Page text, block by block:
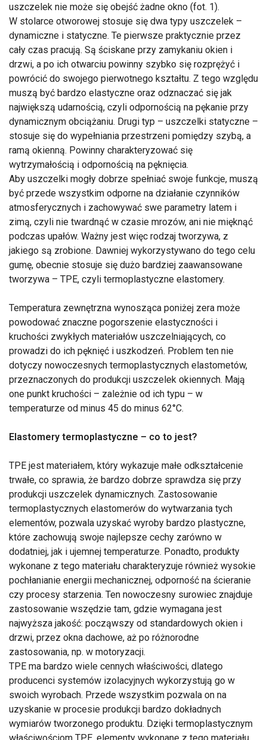
uszczelek nie może się obejść żadne okno (fot. 1).
W stolarce otworowej stosuje się dwa typy uszczelek –
dynamiczne i statyczne. Te pierwsze praktycznie przez
cały czas pracują. Są ściskane przy zamykaniu okien i
drzwi, a po ich otwarciu powinny szybko się rozprężyć i
powrócić do swojego pierwotnego kształtu. Z tego względu
muszą być bardzo elastyczne oraz odznaczać się jak
największą udarnością, czyli odpornością na pękanie przy
dynamicznym obciążaniu. Drugi typ – uszczelki statyczne –
stosuje się do wypełniania przestrzeni pomiędzy szybą, a
ramą okienną. Powinny charakteryzować się
wytrzymałością i odpornością na pęknięcia.
Aby uszczelki mogły dobrze spełniać swoje funkcje, muszą
być przede wszystkim odporne na działanie czynników
atmosferycznych i zachowywać swe parametry latem i
zimą, czyli nie twardnąć w czasie mrozów, ani nie mięknąć
podczas upałów. Ważny jest więc rodzaj tworzywa, z
jakiego są zrobione. Dawniej wykorzystywano do tego celu
gumę, obecnie stosuje się dużo bardziej zaawansowane
tworzywa – TPE, czyli termoplastyczne elastomery.
Temperatura zewnętrzna wynosząca poniżej zera może
powodować znaczne pogorszenie elastyczności i
kruchości zwykłych materiałów uszczelniających, co
prowadzi do ich pęknięć i uszkodzeń. Problem ten nie
dotyczy nowoczesnych termoplastycznych elastometów,
przeznaczonych do produkcji uszczelek okiennych. Mają
one punkt kruchości – zależnie od ich typu – w
temperaturze od minus 45 do minus 62°C.
Elastomery termoplastyczne – co to jest?
TPE jest materiałem, który wykazuje małe odkształcenie
trwałe, co sprawia, że bardzo dobrze sprawdza się przy
produkcji uszczelek dynamicznych. Zastosowanie
termoplastycznych elastomerów do wytwarzania tych
elementów, pozwala uzyskać wyroby bardzo plastyczne,
które zachowują swoje najlepsze cechy zarówno w
dodatniej, jak i ujemnej temperaturze. Ponadto, produkty
wykonane z tego materiału charakteryzuje również wysokie
pochłanianie energii mechanicznej, odporność na ścieranie
czy procesy starzenia. Ten nowoczesny surowiec znajduje
zastosowanie wszędzie tam, gdzie wymagana jest
najwyższa jakość: począwszy od standardowych okien i
drzwi, przez okna dachowe, aż po różnorodne
zastosowania, np. w motoryzacji.
TPE ma bardzo wiele cennych właściwości, dlatego
producenci systemów izolacyjnych wykorzystują go w
swoich wyrobach. Przede wszystkim pozwala on na
uzyskanie w procesie produkcji bardzo dokładnych
wymiarów tworzonego produktu. Dzięki termoplastycznym